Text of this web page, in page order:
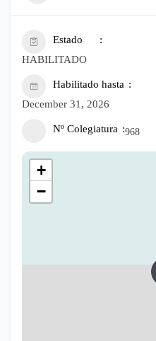
Estado
HABILITADO
Habilitado hasta
December 31, 2026
Nº Colegiatura 968
+
−